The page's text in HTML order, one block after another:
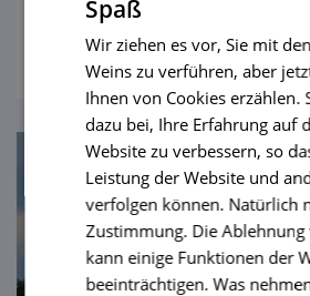
als in einer der größten
Siedlungen?
Spaß
Wir ziehen es vor, Sie mit
Weins zu verführen, aber
Ihnen von Cookies erzählen.
dazu bei, Ihre Erfahrung auf
Website zu verbessern, so
Leistung der Website und
verfolgen können. Natürlich
Zustimmung. Die Ablehnung
kann einige Funktionen der
beeinträchtigen. Was